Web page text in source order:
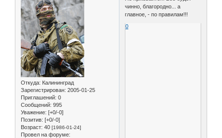
Откуда: Калининград
Зарегистрирован: 2005-01-25
Приглашений: 0
Сообщений: 995
Уважение: [+0/-0]
Позитив: [+0/-0]
Возраст: 40 [1986-01-24]
Провел на форуме:
чинно, благородно... а
главное, - по правилам!!!
0